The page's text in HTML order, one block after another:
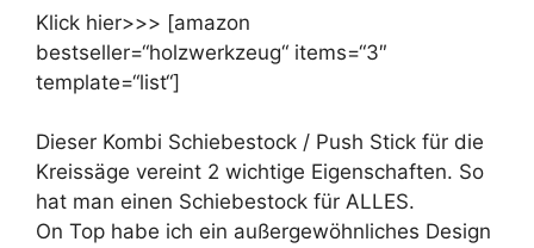
Klick hier>>> [amazon
bestseller=“holzwerkzeug“ items=“3″
template=“list“]
Dieser Kombi Schiebestock / Push Stick für die
Kreissäge vereint 2 wichtige Eigenschaften. So
hat man einen Schiebestock für ALLES.
On Top habe ich ein außergewöhnliches Design